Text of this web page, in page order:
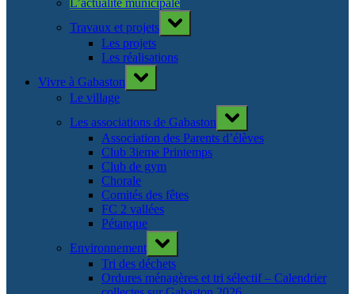
L’actualité municipale
Travaux et projets
Toggle
sub-
Les projets
Les réalisations
Vivre à Gabaston
Toggle
sub-
Le village
Les associations de Gabaston
Toggle
sub-
menu
Association des Parents d’élèves
Club 3ieme Printemps
Club de gym
Chorale
Comités des fêtes
FC 2 vallées
Pétanque
Environnement
Toggle
sub-
menu
Tri des déchets
Ordures ménagères et tri sélectif – Calendrier